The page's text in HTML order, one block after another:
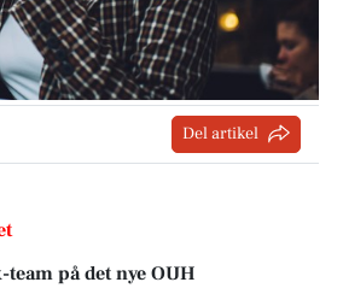
Del artikel
på det nye OUH